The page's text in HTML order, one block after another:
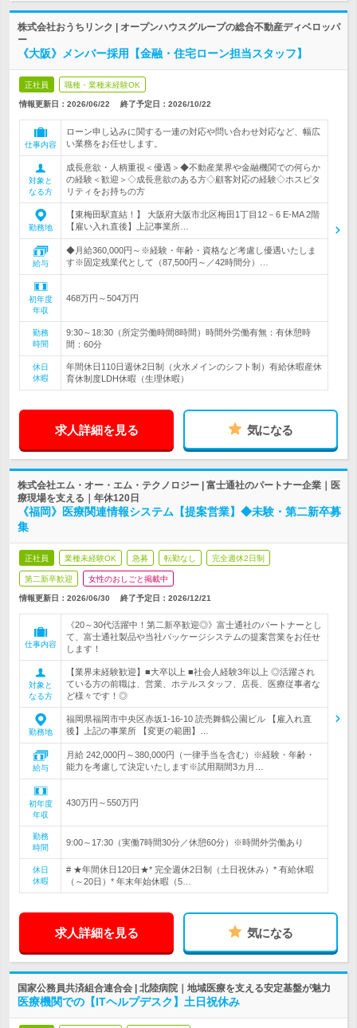
株式会社おうちリンク | オープンハウスグループの総合不動産ディベロッパ
ー
《大阪》メンバー採用【金融・住宅ローン担当スタッフ】
正社員 職種・業種未経験OK
情報更新日：2026/06/22 終了予定日： 2026/10/22
仕事内容
ローン申し込みに関する一連の対応や問い合わせ対応など、幅広
い業務をお任せします。
対象と
なる方
成長意欲・人柄重視＜優遇＞◆不動産業界や金融機関での何らか
の経験＜歓迎＞◇成長意欲のある方◇顧客対応の経験◇ホスピタ
リティをお持ちの方
勤務地
【東梅田駅直結！】 大阪府大阪市北区梅田1丁目12－6 E-MA 2階
【雇い入れ直後】上記事業所…
給与
◆月給360,000円～※経験・年齢・資格など考慮し優遇いたしま
す※固定残業代として（87,500円～／42時間分）…
初年度
年収
468万円～504万円
勤務
時間
9:30～18:30（所定労働時間8時間）時間外労働有無：有休憩時
間：60分
休日
休暇
年間休日110日週休2日制（火水メインのシフト制）有給休暇産休
育休制度LDH休暇（生理休暇）
求人詳細を見る 気になる
株式会社エム・オー・エム・テクノロジー | 富士通社のパートナー企業｜医
療現場を支える｜年休120日
《福岡》医療関連情報システム【提案営業】◆未験・第二新卒募
集
正社員 業種未経験OK 急募 転勤なし 完全週休2日制
第二新卒歓迎 女性のおしごと掲載中
情報更新日：2026/06/30 終了予定日： 2026/12/21
仕事内容
《20～30代活躍中！第二新卒歓迎◎》富士通社のパートナーとし
て、富士通社製品や当社パッケージシステムの提案営業をお任せ
します！
対象と
なる方
【業界未経験歓迎】■大卒以上 ■社会人経験3年以上 ◎活躍され
ている方の前職は、営業、ホテルスタッフ、店長、医療従事者な
ど様々です！◎
勤務地
福岡県福岡市中央区赤坂1-16-10 読売舞鶴公園ビル 【雇入れ直
後】上記の事業所 【変更の範囲】…
給与
月給 242,000円～380,000円（一律手当を含む）※経験・年齢・
能力を考慮して決定いたします※試用期間3カ月…
初年度
年収
430万円～550万円
勤務
時間
9:00～17:30（実働7時間30分／休憩60分）※時間外労働あり
休日
休暇
# ★年間休日120日★* 完全週休2日制（土日祝休み）* 有給休暇
（～20日）* 年末年始休暇（5…
求人詳細を見る 気になる
国家公務員共済組合連合会 | 北陸病院｜地域医療を支える安定基盤が魅力
医療機関での【ITヘルプデスク】土日祝休み